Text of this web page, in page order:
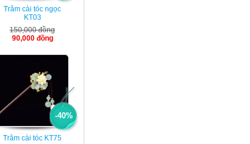
Trâm cài tóc ngọc
KT03
150,000 đồng
90,000 đồng
-40%
Trâm cài tóc KT75